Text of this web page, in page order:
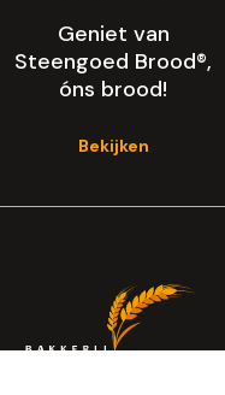
Geniet van
Steengoed Brood®,
óns brood!
Bekijken